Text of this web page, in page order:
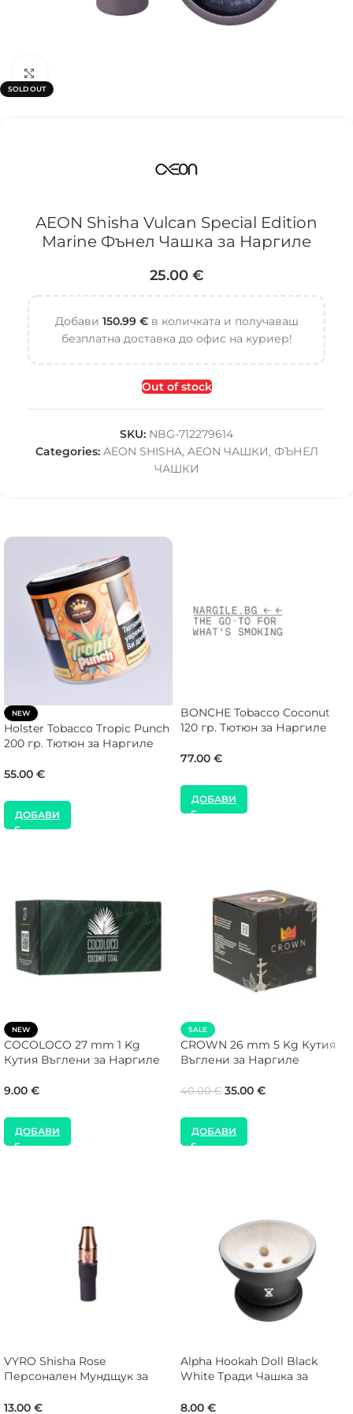
SOLD OUT
AEON Shisha Vulcan Special Edition
Marine Фънел Чашка за Наргиле
25.00 €
Добави 150.99 €в количката и получаваш
безплатна доставка до офис на куриер!
Out of stock
SKU: NBG-712279614
Categories: AEON SHISHA, AEON ЧАШКИ, ФЪНЕЛ
ЧАШКИ
NEW
Holster Tobacco Tropic Punch
200 гр. Тютюн за Наргиле
55.00 €
ДОБАВИ
BONCHE Tobacco Coconut
120 гр. Тютюн за Наргиле
77.00 €
ДОБАВИ
NEW
COCOLOCO 27 mm 1 Kg
Кутия Въглени за Наргиле
9.00 €
ДОБАВИ
SALE
CROWN 26 mm 5 Kg Кутия
Въглени за Наргиле
40.00€ 35.00 €
ДОБАВИ
VYRO Shisha Rose
Персонален Мундщук за
13.00 €
Alpha Hookah Doll Black
White Тради Чашка за
8.00 €